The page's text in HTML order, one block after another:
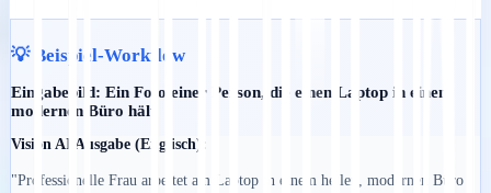
💡 Beispiel-Workflow
Eingabebild: Ein Foto einer Person, die einen Laptop in einem
modernen Büro hält
Vision AI Ausgabe (Englisch):
"Professionelle Frau arbeitet am Laptop in einem hellen, modernen Büro